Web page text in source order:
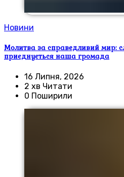
Новини
Молитва за справедливий мир:
приєднується наша громада
16 Липня, 2026
2 хв Читати
0 Поширили